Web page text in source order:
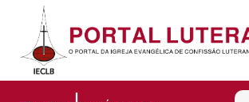
Ir para o conteúdo principal